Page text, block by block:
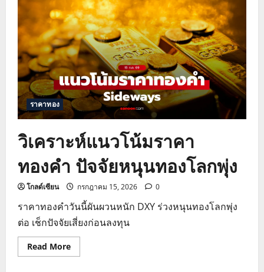
นี้
ฮั่ว
เซ่ง
เฮง
ชี้
ช่อง
ดอลลาร์
อ่อน
ค่า
หนุน
ทอง
พุ่ง
ราคาทอง
วิเคราะห์แนวโน้มราคา
ทองคำ ปัจจัยหนุนทองโลกพุ่ง
โกลด์เซียน กรกฎาคม 15, 2026 0
ราคาทองคำวันนี้ผันผวนหนัก DXY ร่วงหนุนทองโลกพุ่ง
ต่อ เช็กปัจจัยเสี่ยงก่อนลงทุน
Read MoreRead
more